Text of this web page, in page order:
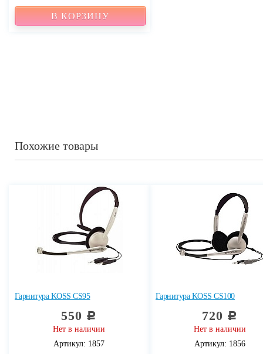
В КОРЗИНУ
Похожие товары
Гарнитура KOSS CS95
550 c
Нет в наличии
Артикул: 1857
Гарнитура KOSS CS100
720 c
Нет в наличии
Артикул: 1856